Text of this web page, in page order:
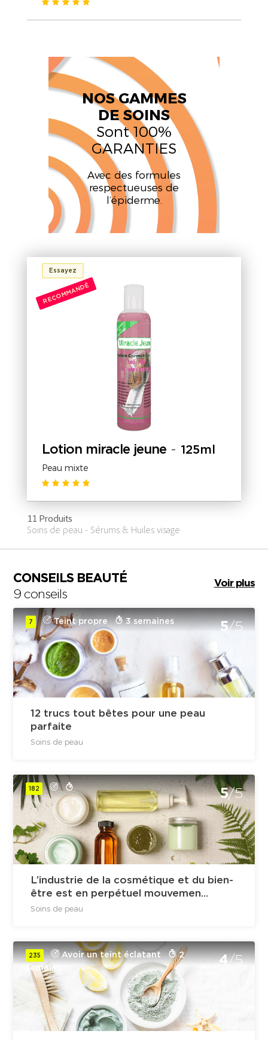
NOS GAMMES
DE SOINS
Sont 100%
GARANTIES
Avec des formules
respectueuses de
l’épiderme.
Essayez
RECOMMANDÉ
Lotion miracle jeune- 125ml
Peau mixte
11 Produits
Soins de peau - Sérums & Huiles visage
CONSEILS BEAUTÉ
9 conseils
Voir plus
7 Teint propre 3 semaines 5/5
12 trucs tout bêtes pour une peau
parfaite
Soins de peau
182 5/5
L’industrie de la cosmétique et du bien-
être est en perpétuel mouvemen...
Soins de peau
235 Avoir un teint éclatant
2
semains
4/5